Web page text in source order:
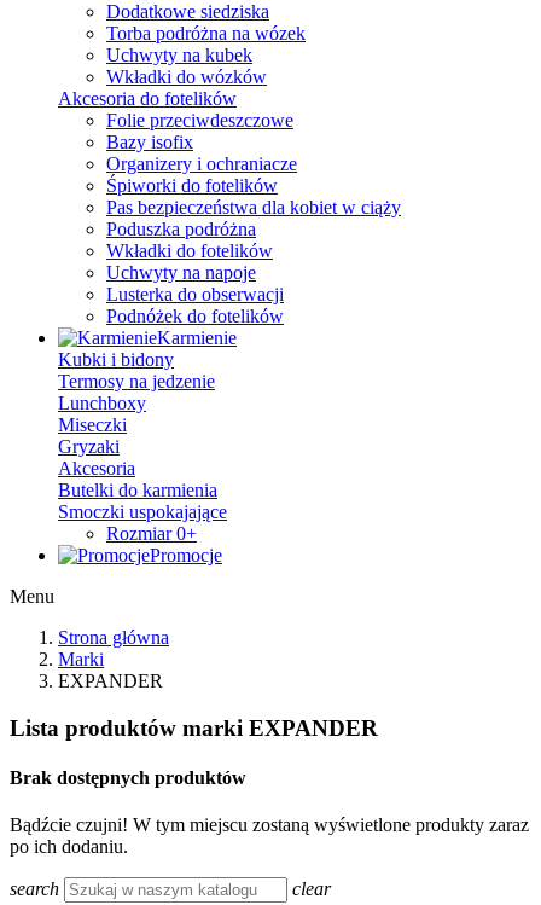
Dodatkowe siedziska
Torba podróżna na wózek
Uchwyty na kubek
Wkładki do wózków
Akcesoria do fotelików
Folie przeciwdeszczowe
Bazy isofix
Organizery i ochraniacze
Śpiworki do fotelików
Pas bezpieczeństwa dla kobiet w ciąży
Poduszka podróżna
Wkładki do fotelików
Uchwyty na napoje
Lusterka do obserwacji
Podnóżek do fotelików
Karmienie
Kubki i bidony
Termosy na jedzenie
Lunchboxy
Miseczki
Gryzaki
Akcesoria
Butelki do karmienia
Smoczki uspokajające
Rozmiar 0+
Promocje
Menu
Strona główna
Marki
EXPANDER
Lista produktów marki EXPANDER
Brak dostępnych produktów
Bądźcie czujni! W tym miejscu zostaną wyświetlone produkty zaraz
po ich dodaniu.
search clear